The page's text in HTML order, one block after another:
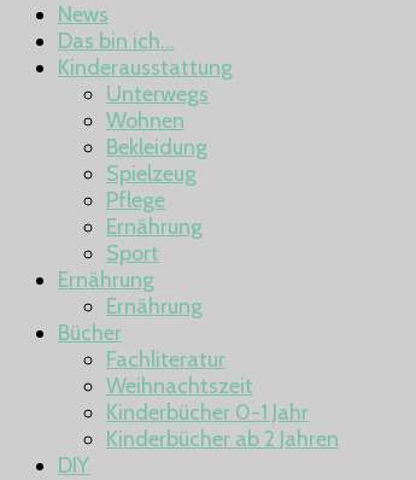
News
Das bin ich…
Kinderausstattung
Unterwegs
Wohnen
Bekleidung
Spielzeug
Pflege
Ernährung
Sport
Ernährung
Ernährung
Bücher
Fachliteratur
Weihnachtszeit
Kinderbücher 0-1 Jahr
Kinderbücher ab 2 Jahren
DIY